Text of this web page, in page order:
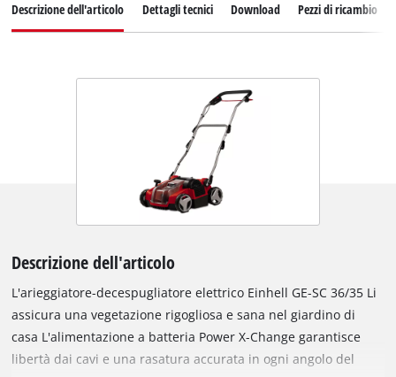
Descrizione dell'articolo Dettagli tecnici Download Pezzi di ricambio
Descrizione dell'articolo
L'arieggiatore-decespugliatore elettrico Einhell GE-SC 36/35 Li
assicura una vegetazione rigogliosa e sana nel giardino di
casa L'alimentazione a batteria Power X-Change garantisce
libertà dai cavi e una rasatura accurata in ogni angolo del